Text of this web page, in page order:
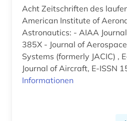
engineering profession (1)
englisch (1)
english (1)
Acht Zeitschriften des
American Institute of
Astronautics: - AIAA Journal, E-ISSN 1533-
385X - Journal of Aerospace Information
Systems (formerly JACIC) ,
Journal of Aircraft, E-ISSN
Informationen